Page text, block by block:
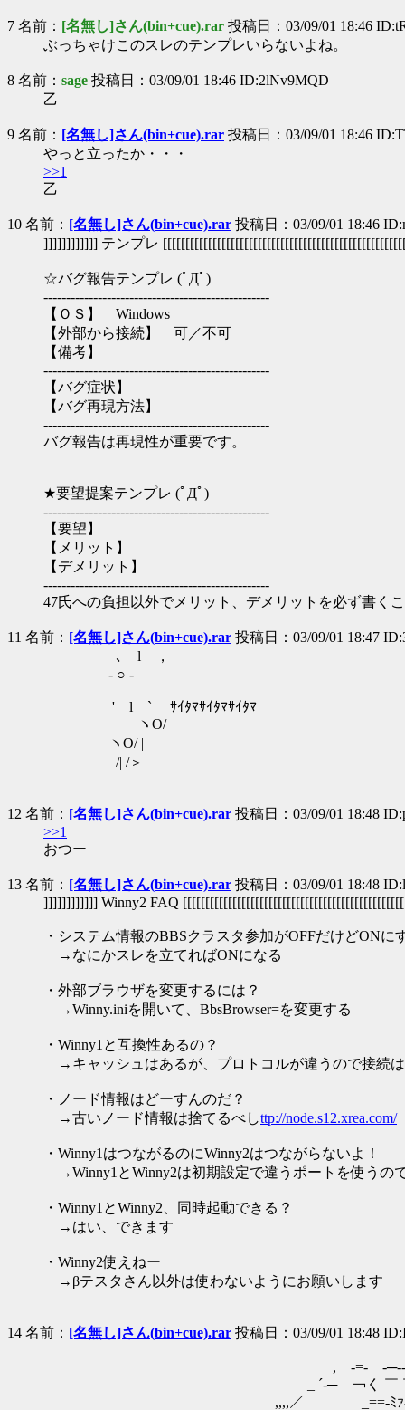
7 名前： [名無し]さん(bin+cue).rar 投稿日：03/09/01 18:46
ぶっちゃけこのスレのテンプレいらないよね。
8 名前： sage 投稿日：03/09/01 18:46 ID:2lNv9MQD
乙
9 名前： [名無し]さん(bin+cue).rar 投稿日：03/09/01 18:46
やっと立ったか・・・
>>1
乙
10 名前： [名無し]さん(bin+cue).rar 投稿日：03/09/01 18:46
]]]]]]]]]]]] テンプレ
☆バグ報告テンプレ (ﾟДﾟ)
--------------------------------------------------
【ＯＳ】 Windows
【外部から接続】 可／不可
【備考】
--------------------------------------------------
【バグ症状】
【バグ再現方法】
--------------------------------------------------
バグ報告は再現性が重要です。
★要望提案テンプレ (ﾟДﾟ)
--------------------------------------------------
【要望】
【メリット】
【デメリット】
--------------------------------------------------
47氏への負担以外でメリット、デメリットを必ず書くこ
11 名前： [名無し]さん(bin+cue).rar 投稿日：03/09/01 18:47
､ l ，
- ○ -
' l ` ｻｲﾀﾏｻｲﾀﾏｻｲﾀﾏ
ヽO/
ヽO/ |
/| /＞
12 名前： [名無し]さん(bin+cue).rar 投稿日：03/09/01 18:48
>>1
おつー
13 名前： [名無し]さん(bin+cue).rar 投稿日：03/09/01 18:48
]]]]]]]]]]]] Winny2 FAQ
・システム情報のBBSクラスタ参加がOFFだけどONに
→なにかスレを立てればONになる
・外部ブラウザを変更するには？
→Winny.iniを開いて、BbsBrowser=を変更する
・Winny1と互換性あるの？
→キャッシュはあるが、プロトコルが違うので接続
・ノード情報はどーすんのだ？
→古いノード情報は捨てるべしttp://node.s12.xrea.com/
・Winny1はつながるのにWinny2はつながらないよ！
→Winny1とWinny2は初期設定で違うポートを使うの
・Winny1とWinny2、同時起動できる？
→はい、できます
・Winny2使えねー
→βテスタさん以外は使わないようにお願いします
14 名前： [名無し]さん(bin+cue).rar 投稿日：03/09/01 18:48
, -=- -─‐-
_ ´-─ ￢く ￣ ￣ﾐ-
,,,,／ _==-ﾐｧ-─‐-､ ＼